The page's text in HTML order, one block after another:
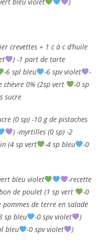
crevettes + 1 c à c d’huile
) -1 part de tarte
-6 spl bleu -6 spv violet
-
0% (2sp vert
-0 sp
sucre
(0 sp) -10 g de pistaches
) -myrtilles (0 sp) -2
(4 sp vert
-4 sp bleu
-0
bleu violet
-recette
de poulet (1 sp vert
-0
pommes de terre en salade
sp bleu -0 spv violet
)
bleu -0 spv violet )